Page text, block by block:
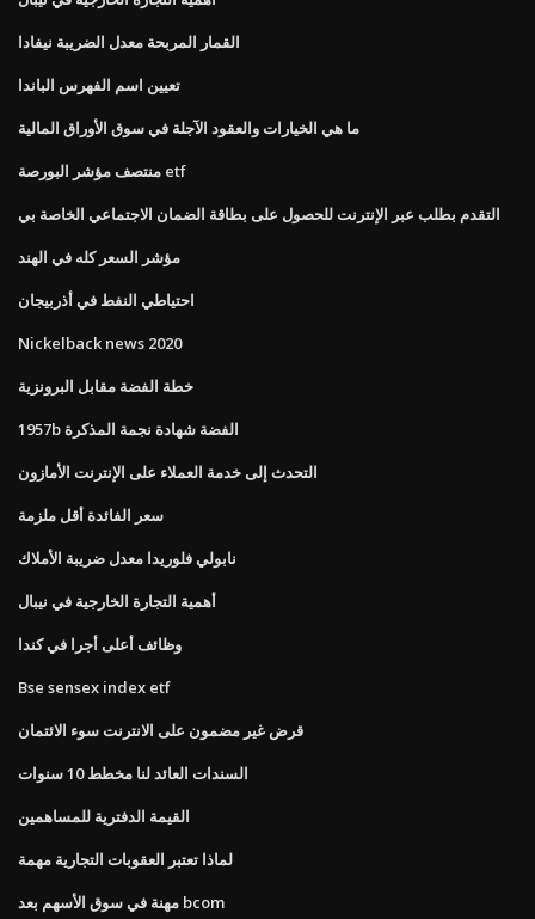
القمار المربحة معدل الضريبة نيفادا
تعيين اسم الفهرس الباندا
ما هي الخيارات والعقود الآجلة في سوق الأوراق المالية
منتصف مؤشر البورصة etf
التقدم بطلب عبر الإنترنت للحصول على بطاقة الضمان الاجتماعي الخاصة بي
مؤشر السعر كله في الهند
احتياطي النفط في أذربيجان
Nickelback news 2020
خطة الفضة مقابل البرونزية
1957b الفضة شهادة نجمة المذكرة
التحدث إلى خدمة العملاء على الإنترنت الأمازون
سعر الفائدة أقل ملزمة
نابولي فلوريدا معدل ضريبة الأملاك
أهمية التجارة الخارجية في نيبال
وظائف أعلى أجرا في كندا
Bse sensex index etf
قرض غير مضمون على الانترنت سوء الائتمان
السندات العائد لنا مخطط 10 سنوات
القيمة الدفترية للمساهمين
لماذا تعتبر العقوبات التجارية مهمة
مهنة في سوق الأسهم بعد bcom